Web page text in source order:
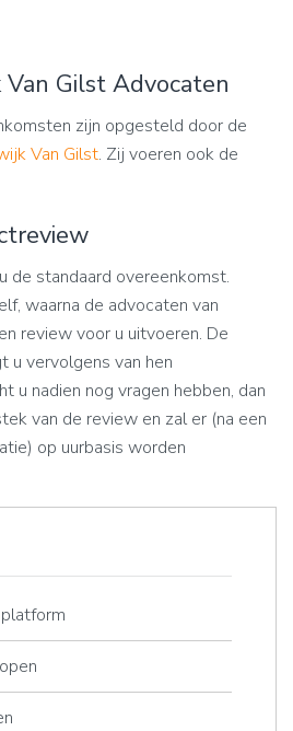
Gilst Advocaten
zijn opgesteld door de
Van Gilst. Zij voeren ook de
de standaard overeenkomst.
waarna de advocaten van
review voor u uitvoeren. De
u vervolgens van hen
u nadien nog vragen hebben, dan
van de review en zal er (na een
op uurbasis worden